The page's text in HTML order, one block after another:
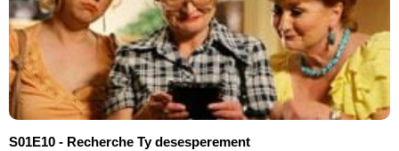
S01E10 - Recherche Ty desesperement